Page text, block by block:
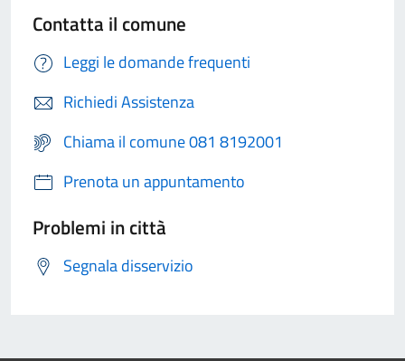
Contatta il comune
Leggi le domande frequenti
Richiedi Assistenza
Chiama il comune 081 8192001
Prenota un appuntamento
Problemi in città
Segnala disservizio